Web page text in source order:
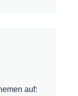
auf: